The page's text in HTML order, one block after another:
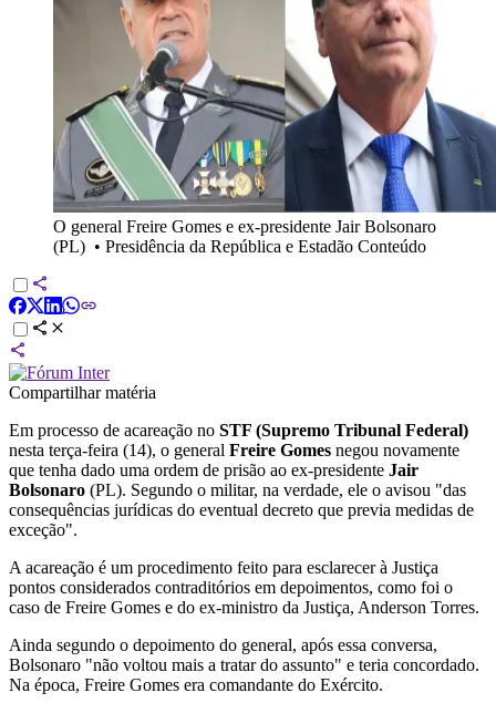
O general Freire Gomes e ex-presidente Jair Bolsonaro
(PL) • Presidência da República e Estadão Conteúdo
Compartilhar matéria
Em processo de acareação no STF (Supremo Tribunal Federal)
nesta terça-feira (14), o general Freire Gomes negou novamente
que tenha dado uma ordem de prisão ao ex-presidente Jair
Bolsonaro (PL). Segundo o militar, na verdade, ele o avisou "das
consequências jurídicas do eventual decreto que previa medidas de
exceção".
A acareação é um procedimento feito para esclarecer à Justiça
pontos considerados contraditórios em depoimentos, como foi o
caso de Freire Gomes e do ex-ministro da Justiça, Anderson Torres.
Ainda segundo o depoimento do general, após essa conversa,
Bolsonaro "não voltou mais a tratar do assunto" e teria concordado.
Na época, Freire Gomes era comandante do Exército.